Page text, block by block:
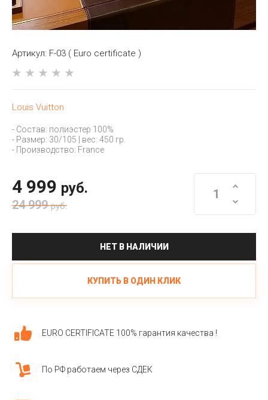
Артикул: F-03 ( Euro certificate )
Louis Vuitton
- Состав: полиэстер 100%
- Размер: 30/105 | вес: 450 гр.
- Производство: France
4 999 руб.
24 999 руб.
НЕТ В НАЛИЧИИ
КУПИТЬ В ОДИН КЛИК
EURO CERTIFICATE 100% гарантия качества !
По РФ работаем через СДЕК